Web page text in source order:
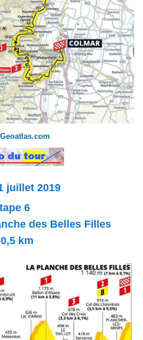
juillet 2019
6
des Belles Filles
km